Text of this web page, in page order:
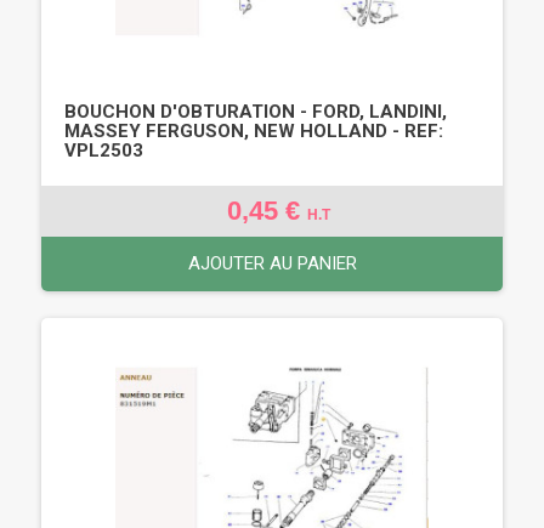
BOUCHON D'OBTURATION - FORD, LANDINI,
MASSEY FERGUSON, NEW HOLLAND - REF:
VPL2503
0,45 € H.T
AJOUTER AU PANIER